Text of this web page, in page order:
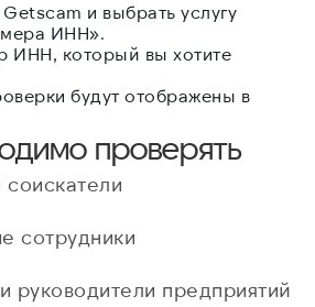
и выбрать услугу
ИНН».
ИНН, который вы хотите
будут отображены в
проверять
сотрудники
руководители предприятий